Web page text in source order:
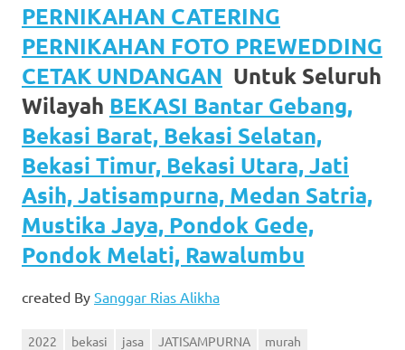
PERNIKAHAN CATERING
PERNIKAHAN FOTO PREWEDDING
CETAK UNDANGAN Untuk Seluruh
Wilayah BEKASI Bantar Gebang,
Bekasi Barat, Bekasi Selatan,
Bekasi Timur, Bekasi Utara, Jati
Asih, Jatisampurna, Medan Satria,
Mustika Jaya, Pondok Gede,
Pondok Melati, Rawalumbu
created By Sanggar Rias Alikha
2022 bekasi jasa JATISAMPURNA
murah